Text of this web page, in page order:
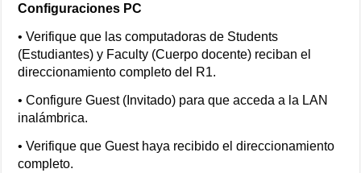
Configuraciones PC
• Verifique que las computadoras de Students
(Estudiantes) y Faculty (Cuerpo docente) reciban el
direccionamiento completo del R1.
• Configure Guest (Invitado) para que acceda a la LAN
inalámbrica.
• Verifique que Guest haya recibido el direccionamiento
completo.